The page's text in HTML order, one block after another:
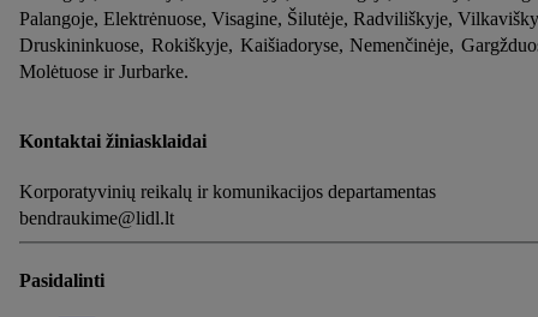
Palangoje, Elektrėnuose, Visagine, Šilutėje, Radviliškyje,
Druskininkuose, Rokiškyje, Kaišiadoryse, Nemenčinėje,
Molėtuose ir Jurbarke.
Kontaktai žiniasklaidai
Korporatyvinių reikalų ir komunikacijos departamentas
bendraukime@lidl.lt
Pasidalinti